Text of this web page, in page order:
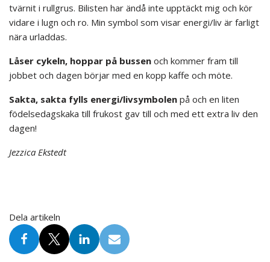
tvärnit i rullgrus. Bilisten har ändå inte upptäckt mig och kör
vidare i lugn och ro. Min symbol som visar energi/liv är farligt
nära urladdas.
Låser cykeln, hoppar på bussen och kommer fram till
jobbet och dagen börjar med en kopp kaffe och möte.
Sakta, sakta fylls energi/livsymbolen på och en liten
födelsedagskaka till frukost gav till och med ett extra liv den
dagen!
Jezzica Ekstedt
Dela artikeln